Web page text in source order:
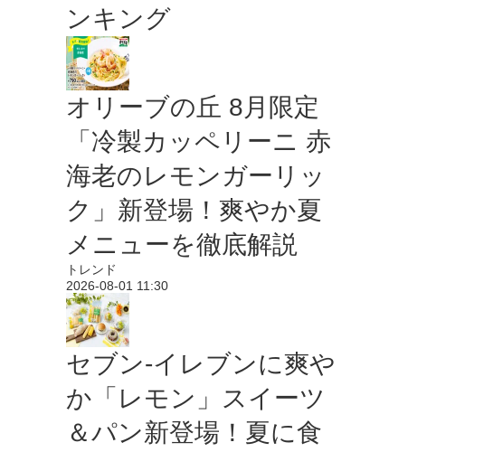
ンキング
オリーブの丘 8月限定
「冷製カッペリーニ 赤
海老のレモンガーリッ
ク」新登場！爽やか夏
メニューを徹底解説
トレンド
2026-08-01 11:30
セブン‐イレブンに爽や
か「レモン」スイーツ
＆パン新登場！夏に食